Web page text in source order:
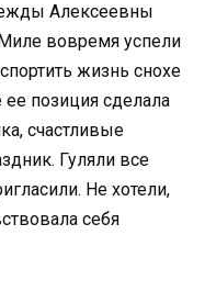
Алексеевны
вовремя успели
жизнь снохе
позиция сделала
счастливые
Гуляли все
Не хотели,
себя